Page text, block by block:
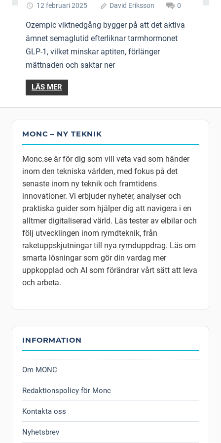
12 februari 2025 David Eriksson 0
Ozempic viktnedgång bygger på att det aktiva
ämnet semaglutid efterliknar tarmhormonet
GLP-1, vilket minskar aptiten, förlänger
mättnaden och saktar ner
LÄS MER
MONC – NY TEKNIK
Monc.se är för dig som vill veta vad som händer
inom den tekniska världen, med fokus på det
senaste inom ny teknik och framtidens
innovationer. Vi erbjuder nyheter, analyser och
praktiska guider som hjälper dig att navigera i en
alltmer digitaliserad värld. Läs tester av elbilar och
följ utvecklingen inom rymdteknik, från
raketuppskjutningar till nya rymduppdrag. Läs om
smarta lösningar som gör din vardag mer
uppkopplad och AI som förändrar vårt sätt att leva
och arbeta.
INFORMATION
Om MONC
Redaktionspolicy för Monc
Kontakta oss
Nyhetsbrev